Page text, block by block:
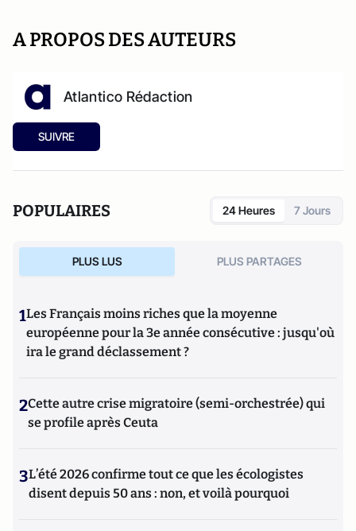
A PROPOS DES AUTEURS
Atlantico Rédaction
SUIVRE
POPULAIRES 24 Heures 7 Jours
PLUS LUS PLUS PARTAGES
1Les Français moins riches que la moyenne
européenne pour la 3e année consécutive : jusqu'où
ira le grand déclassement ?
2Cette autre crise migratoire (semi-orchestrée) qui
se profile après Ceuta
3L’été 2026 confirme tout ce que les écologistes
disent depuis 50 ans : non, et voilà pourquoi